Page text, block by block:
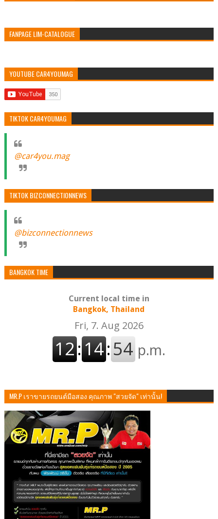
FANPAGE LIM-CATALOGUE
YOUTUBE CAR4YOUMAG
TIKTOK CAR4YOUMAG
@car4you.mag
TIKTOK BIZCONNECTIONNEWS
@bizconnectionnews
BANGKOK TIME
Current local time in
Bangkok, Thailand
MR.P เราขายรถยนต์มือสอง คุณภาพ "สวยจัด" เท่านั้น!